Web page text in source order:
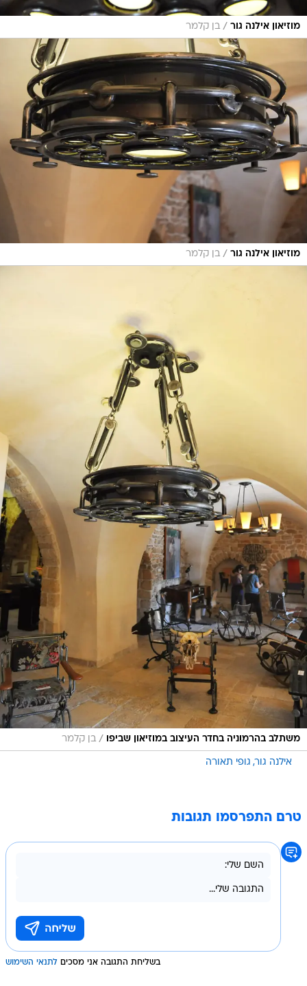
מוזיאון אילנה גור / בן קלמר
מוזיאון אילנה גור / בן קלמר
משתלב בהרמוניה בחדר העיצוב במוזיאון שביפו / בן קלמר
אילנה גור גופי תאורה
טרם התפרסמו תגובות
בשליחת התגובה אני מסכים לתנאי השימוש